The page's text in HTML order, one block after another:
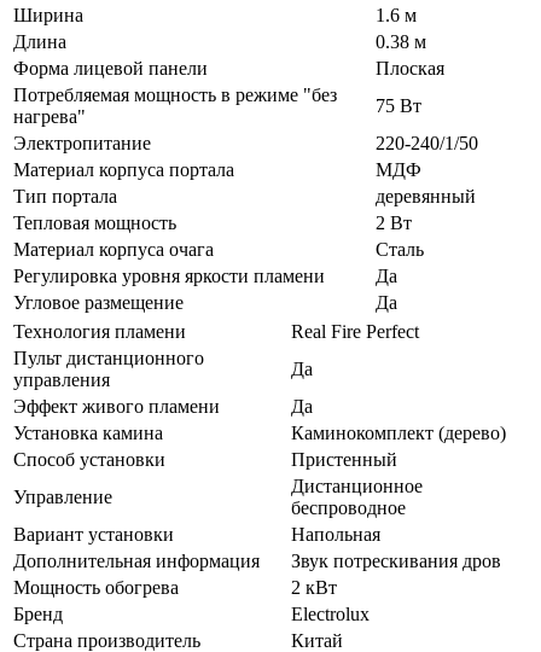
Ширина
1.6 м
Длина
0.38 м
Форма лицевой панели
Плоская
Потребляемая мощность в режиме "без
нагрева"
75 Вт
Электропитание
220-240/1/50
Материал корпуса портала
МДФ
Тип портала
деревянный
Тепловая мощность
2 Вт
Материал корпуса очага
Сталь
Регулировка уровня яркости пламени
Да
Угловое размещение
Да
Технология пламени
Real Fire Perfect
Пульт дистанционного
управления
Да
Эффект живого пламени
Да
Установка камина
Каминокомплект (дерево)
Способ установки
Пристенный
Управление
Дистанционное
беспроводное
Вариант установки
Напольная
Дополнительная информация
Звук потрескивания дров
Мощность обогрева
2 кВт
Бренд
Electrolux
Страна производитель
Китай